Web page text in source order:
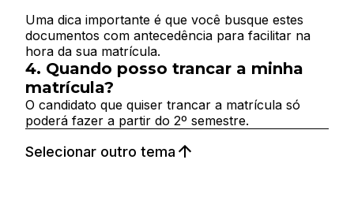
Uma dica importante é que você busque estes
documentos com antecedência para facilitar na
hora da sua matrícula.
4. Quando posso trancar a minha
matrícula?
O candidato que quiser trancar a matrícula só
poderá fazer a partir do 2º semestre.
de bolsas e financiamentos?
disciplina?
Atualmente, o valor da mensalidade na
Selecionar outro tema